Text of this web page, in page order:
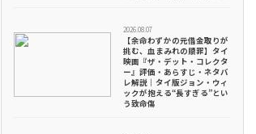
2026.08.07
【余命わずかの元借金取りが
挑む、血まみれの贖罪】タイ
映画『ザ・デット・コレクタ
ー』評価・あらすじ・ネタバ
レ解説｜タイ版ジョン・ウィ
ックが抱える“長すぎる”とい
う致命傷